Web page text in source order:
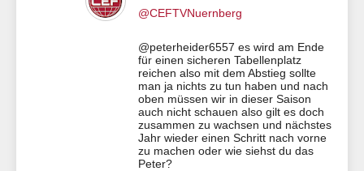
@CEFTVNuernberg
@peterheider6557 es wird am Ende
für einen sicheren Tabellenplatz
reichen also mit dem Abstieg sollte
man ja nichts zu tun haben und nach
oben müssen wir in dieser Saison
auch nicht schauen also gilt es doch
zusammen zu wachsen und nächstes
Jahr wieder einen Schritt nach vorne
zu machen oder wie siehst du das
Peter?